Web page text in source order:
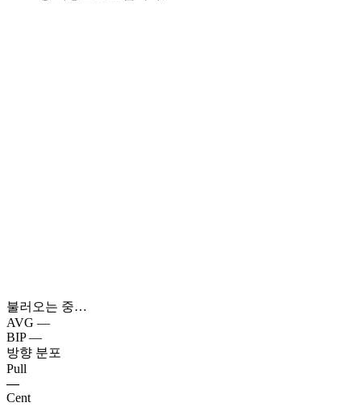
불러오는 중…
AVG —
BIP —
방향 분포
Pull
—
Cent